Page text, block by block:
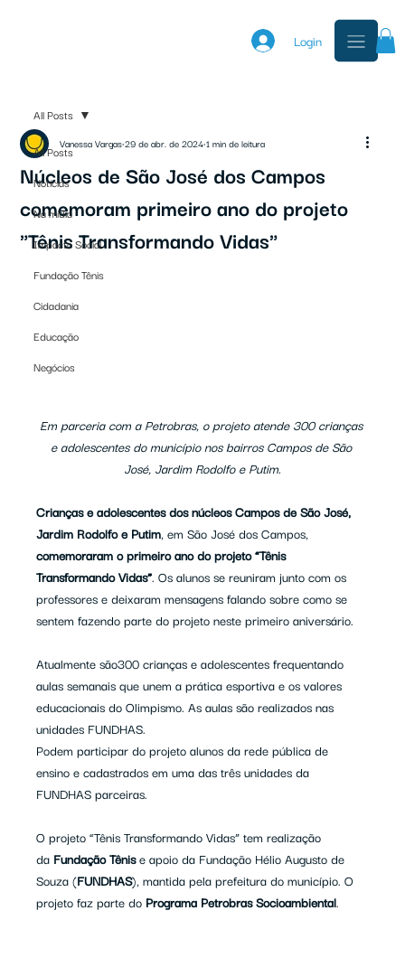
Login
All Posts
Notícias
Na mídia
Impacto Social
Fundação Tênis
Cidadania
Educação
Negócios
All Posts
Núcleos de São José dos Campos
comemoram primeiro ano do projeto
"Tênis Transformando Vidas"
Vanessa Vargas29 de abr. de 20241 min de leitura
Em parceria com a Petrobras, o projeto atende 300 crianças
e adolescentes do município nos bairros Campos de São
José, Jardim Rodolfo e Putim.
Crianças e adolescentes dos núcleos Campos de São José,
Jardim Rodolfo e Putim, em São José dos Campos,
comemoraram o primeiro ano do projeto“Tênis
Transformando Vidas”. Os alunos se reuniram junto com os
professores e deixaram mensagens falando sobre como se
sentem fazendo parte do projeto neste primeiro aniversário.
Atualmente são300 crianças e adolescentes frequentando
aulas semanais que unem a prática esportiva e os valores
educacionais do Olimpismo. As aulas são realizados nas
unidades FUNDHAS.
Podem participar do projeto alunos da rede pública de
ensino e cadastrados em uma das três unidades da
FUNDHAS parceiras.
O projeto “Tênis Transformando Vidas” tem realização
da Fundação Tênis e apoio da Fundação Hélio Augusto de
Souza (FUNDHAS), mantida pela prefeitura do município. O
projeto faz parte do Programa Petrobras Socioambiental.